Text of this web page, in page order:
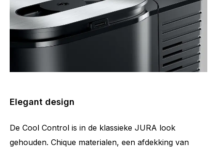
Elegant design
De Cool Control is in de klassieke JURA look
gehouden. Chique materialen, een afdekking van